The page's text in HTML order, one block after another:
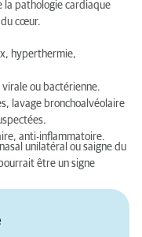
la pathologie cardiaque
du cœur.
hyperthermie,
ou bactérienne.
lavage bronchoalvéolaire
anti-inflammatoire.
unilatéral ou saigne du
être un signe